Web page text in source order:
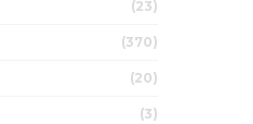
(23)
(370)
(20)
(3)